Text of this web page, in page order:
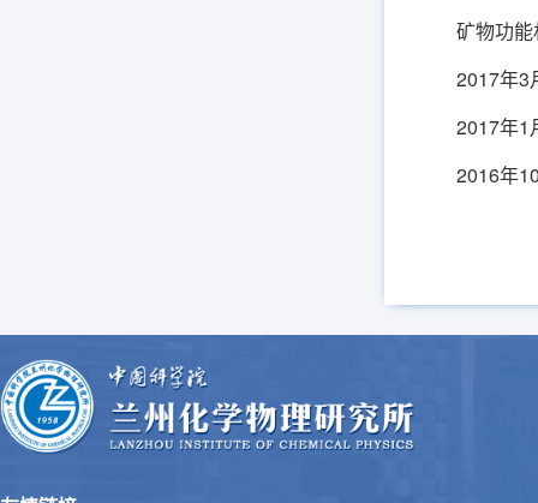
矿物功
2017年3
2017年1
2016年